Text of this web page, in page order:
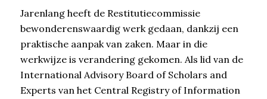
Jarenlang heeft de Restitutiecommissie
bewonderenswaardig werk gedaan, dankzij een
praktische aanpak van zaken. Maar in die
werkwijze is verandering gekomen. Als lid van de
International Advisory Board of Scholars and
Experts van het Central Registry of Information